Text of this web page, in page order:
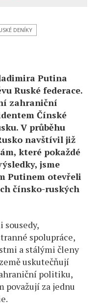
Ťin-
pchinga
deníky
DENÍKY
Putina
Ruské federace.
zahraniční
Čínské
V průběhu
navštívil již
které pokaždé
jsme
Putinem otevřeli
čínsko-ruských
sousedy,
spolupráce,
a stálými členy
uskutečňují
politiku,
považují za jednu